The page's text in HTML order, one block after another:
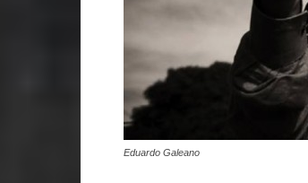
Eduardo Galeano